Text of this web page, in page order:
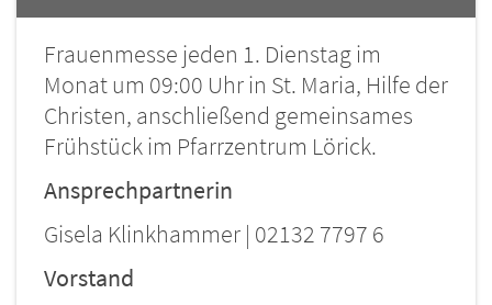
Frauenmesse jeden 1. Dienstag im
Monat um 09:00 Uhr in St. Maria, Hilfe der
Christen, anschließend gemeinsames
Frühstück im Pfarrzentrum Lörick.
Ansprechpartnerin
Gisela Klinkhammer | 02132 7797 6
Vorstand